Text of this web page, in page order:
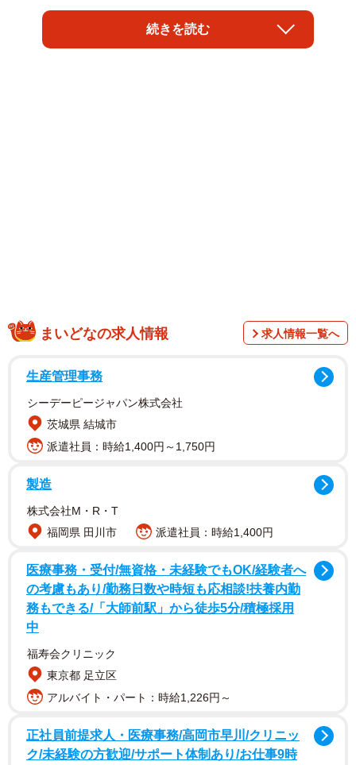
「敬老の日なので」
続きを読む
まいどなの求人情報 求人情報一覧へ
生産管理事務
シーデーピージャパン株式会社
茨城県 結城市
派遣社員：時給1,400円～1,750円
製造
株式会社M・R・T
福岡県 田川市
派遣社員：時給1,400円
医療事務・受付/無資格・未経験でもOK/経験者へ
の考慮もあり/勤務日数や時短も応相談!扶養内勤
務もできる/「大師前駅」から徒歩5分/積極採用
中
福寿会クリニック
東京都 足立区
アルバイト・パート：時給1,226円～
正社員前提求人・医療事務/高岡市早川/クリニッ
ク/未経験の方歓迎/サポート体制あり/お仕事9時